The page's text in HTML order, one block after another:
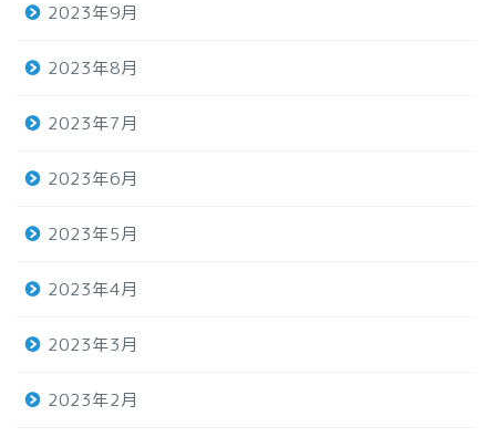
2023年9月
2023年8月
2023年7月
2023年6月
2023年5月
2023年4月
2023年3月
2023年2月